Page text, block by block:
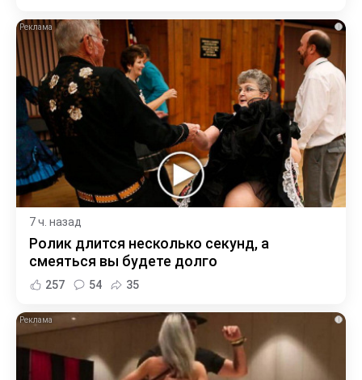
i
7 ч. назад
Ролик длится несколько секунд, а
смеяться вы будете долго
257 54 35
i